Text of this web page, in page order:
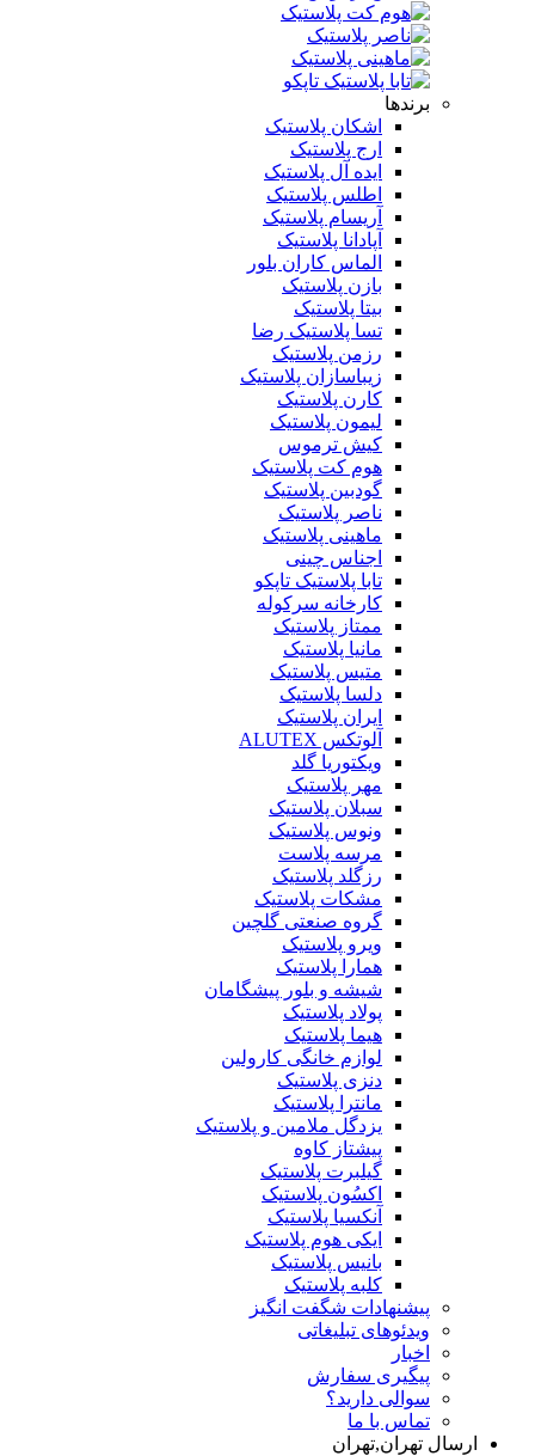
برندها
اشکان پلاستیک
ارج پلاستیک
ایده آل پلاستیک
اطلس پلاستیک
آریسام پلاستیک
آپادانا پلاستیک
الماس کاران بلور
بازن پلاستیک
بیتا پلاستیک
تسا پلاستیک رضا
رزمن پلاستیک
زیباسازان پلاستیک
کارن پلاستیک
لیمون پلاستیک
کیش ترموس
هوم کت پلاستیک
گودبین پلاستیک
ناصر پلاستیک
ماهینی پلاستیک
اجناس چینی
تابا پلاستیک تاپکو
کارخانه سرکوله
ممتاز پلاستیک
مانیا پلاستیک
متیس پلاستیک
دلسا پلاستیک
ایران پلاستیک
آلوتکس ALUTEX
ویکتوریا گلد
مهر پلاستیک
سبلان پلاستیک
ونوس پلاستیک
مرسه پلاست
رزگلد پلاستیک
مشکات پلاستیک
گروه صنعتی گلچین
ویرو پلاستیک
همارا پلاستیک
شیشه و بلور پیشگامان
پولاد پلاستیک
هیما پلاستیک
لوازم خانگی کارولین
دنزی پلاستیک
مانترا پلاستیک
یزدگل ملامین و پلاستیک
پیشتاز کاوه
گیلبرت پلاستیک
اکسُون پلاستیک
آنکسیا پلاستیک
ایکی هوم پلاستیک
بانیس پلاستیک
کلبه پلاستیک
پیشنهادات شگفت انگیز
ویدئوهای تبلیغاتی
اخبار
پیگیری سفارش
سوالی دارید؟
تماس با ما
ارسال تهران,تهران